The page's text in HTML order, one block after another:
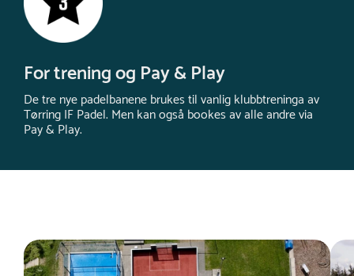
For trening og Pay & Play
De tre nye padelbanene brukes til vanlig klubbtreninga av
Tørring IF Padel. Men kan også bookes av alle andre via
Pay & Play.